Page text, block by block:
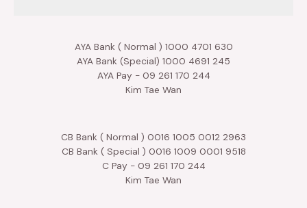
AYA Bank ( Normal ) 1000 4701 630
AYA Bank (Special) 1000 4691 245
AYA Pay - 09 261 170 244
Kim Tae Wan
CB Bank ( Normal ) 0016 1005 0012 2963
CB Bank ( Special ) 0016 1009 0001 9518
C Pay - 09 261 170 244
Kim Tae Wan